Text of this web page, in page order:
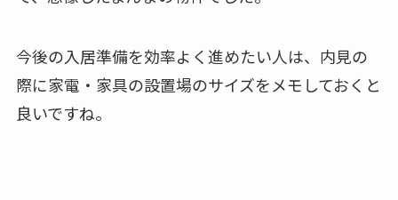
今後の入居準備を効率よく進めたい人は、内見の
際に家電・家具の設置場のサイズをメモしておくと
良いですね。